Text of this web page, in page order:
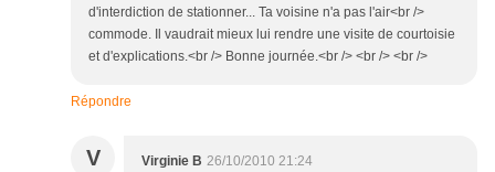
d'interdiction de stationner... Ta voisine n'a pas l'air<br />
commode. Il vaudrait mieux lui rendre une visite de courtoisie
et d'explications.<br /> Bonne journée.<br /> <br /> <br />
Répondre
V Virginie B 26/10/2010 21:24